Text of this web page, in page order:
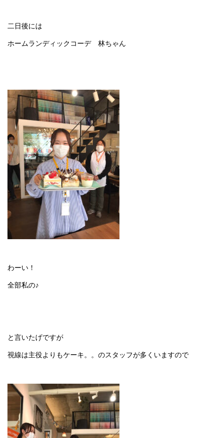
二日後には
ホームランディックコーデ 林ちゃん
わーい！
全部私の♪
と言いたげですが
視線は主役よりもケーキ。。のスタッフが多くいますので